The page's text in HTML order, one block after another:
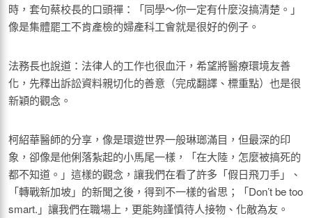
時，套句蔡校長的口頭禪：「同學～你一定有什麼沒搞清楚。」
像是集體罷工不肯產檢的婦產科工會就是很好的例子。
法務長也說道：法律人的工作也很血汗，希望將醫療環境友善
化，先釋出訴訟資料親切化的善意（完成翻譯、標重點）也是很
新穎的觀念。
柯紹華醫師的分享，像是環遊世界一般琳瑯滿目，但最深的印
象，卻像是他俐落紮起的小馬尾一樣，「在大陸，怎麼被搞死的
都不知道。」這樣的觀念，讓我們在看了許多「假日飛刀手」、
「轉戰新加坡」的新聞之後，得到不一樣的省思；「Don’t be too
smart.」讓我們在職場上，更能夠謹慎待人接物、化敵為友。